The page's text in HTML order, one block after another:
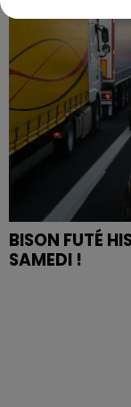
BISON FUTÉ
SAMEDI !